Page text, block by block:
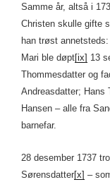
Samme år, altså i
Christen skulle gifte
han trøst
Mari ble døpt[ix] 13
Thommesdatter og
Andreasdatter; Hans
Hansen – alle fra
barnefar.
28 desember 1737
Sørensdatter[x] –